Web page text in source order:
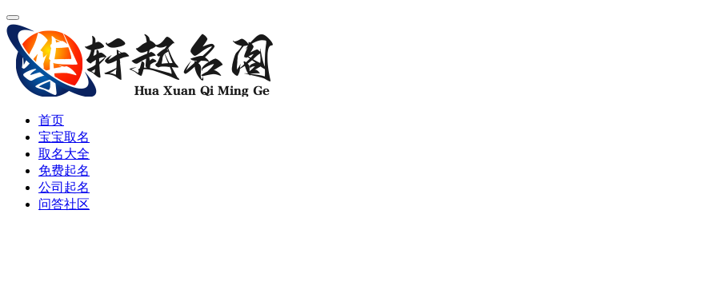
首页
宝宝取名
取名大全
免费起名
公司起名
问答社区